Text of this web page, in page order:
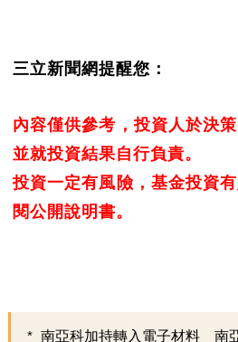
三立新聞網提醒您：
內容僅供參考，投資人於決
並就投資結果自行負責。
投資一定有風險，基金投資
閱公開說明書。
南亞科加持轉入電子材料 南